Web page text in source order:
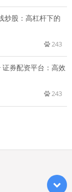
炒股：高杠杆下的
243
券配资平台：高效
243